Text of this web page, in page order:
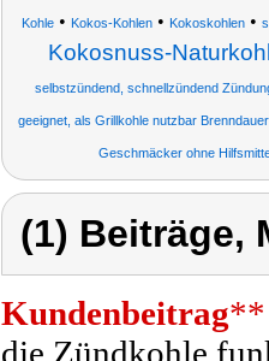
Kohle • Kokos-Kohlen • Kokoskohlen •
Kokosnuss-
selbstzündend, schnellzündend
geeignet, als Grillkohle nutzbar
Geschmäcker ohne
(1) Beiträge,
Kundenbeitrag**
die Zündkohle